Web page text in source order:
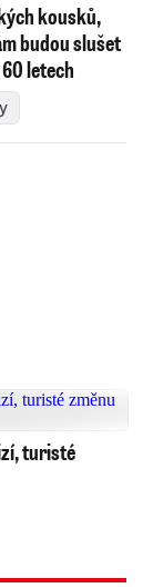
kousků,
budou slušet
letech
turisté